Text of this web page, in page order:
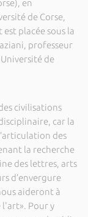
en
de Corse,
est placée sous la
professeur
de
civilisations
car la
des
la recherche
des lettres, arts
d’envergure
aideront à
Pour y